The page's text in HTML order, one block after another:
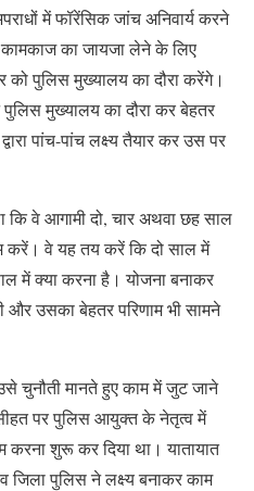
में फॉरेंसिक जांच अनिवार्य करने
कामकाज का जायजा लेने के लिए
को पुलिस मुख्यालय का दौरा करेंगे।
मुख्यालय का दौरा कर बेहतर
पांच-पांच लक्ष्य तैयार कर उस पर
कि वे आगामी दो, चार अथवा छह साल
करें। वे यह तय करें कि दो साल में
में क्या करना है। योजना बनाकर
और उसका बेहतर परिणाम भी सामने
चुनौती मानते हुए काम में जुट जाने
पर पुलिस आयुक्त के नेतृत्व में
करना शुरू कर दिया था। यातायात
जिला पुलिस ने लक्ष्य बनाकर काम